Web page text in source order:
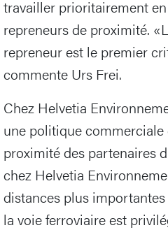
travailler prioritairement
repreneurs de proximité.
repreneur est le premier
commente Urs Frei.
Chez Helvetia
une politique
proximité des partenaires
chez Helvetia
distances plus
la voie ferroviaire est